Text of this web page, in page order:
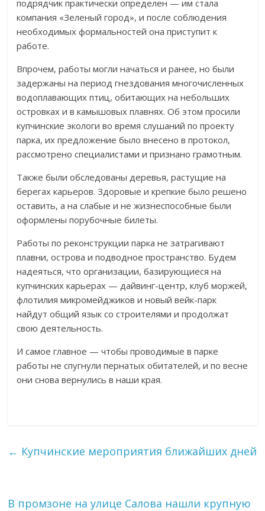
подрядчик практически определен — им стала
компания «Зеленый город», и после соблюдения
необходимых формальностей она приступит к
работе.
Впрочем, работы могли начаться и ранее, но были
задержаны на период гнездования многочисленных
водоплавающих птиц, обитающих на небольших
островках и в камышовых плавнях. Об этом просили
купчинские экологи во время слушаний по проекту
парка, их предложение было внесено в протокол,
рассмотрено специалистами и признано грамотным.
Также были обследованы деревья, растущие на
берегах карьеров. Здоровые и крепкие было решено
оставить, а на слабые и не жизнеспособные были
оформлены порубочные билеты.
Работы по реконструкции парка не затрагивают
плавни, острова и подводное пространство. Будем
надеяться, что организации, базирующиеся на
купчинских карьерах — дайвинг-центр, клуб моржей,
флотилия микромейджиков и новый вейк-парк
найдут общий язык со строителями и продолжат
свою деятельность.
И самое главное — чтобы проводимые в парке
работы не спугнули пернатых обитателей, и по весне
они снова вернулись в наши края.
← Купчинские мероприятия ближайших дней
В промзоне на улице Салова нашли крупную